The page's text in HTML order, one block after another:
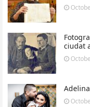
ciudat